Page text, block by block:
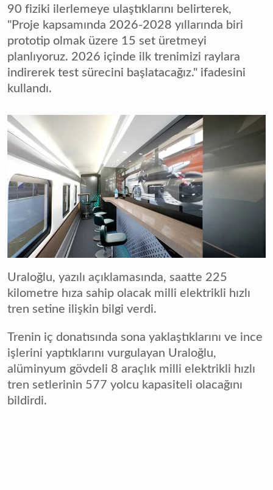
90 fiziki ilerlemeye ulaştıklarını belirterek,
"Proje kapsamında 2026-2028 yıllarında biri
prototip olmak üzere 15 set üretmeyi
planlıyoruz. 2026 içinde ilk trenimizi raylara
indirerek test sürecini başlatacağız." ifadesini
kullandı.
Uraloğlu, yazılı açıklamasında, saatte 225
kilometre hıza sahip olacak milli elektrikli hızlı
tren setine ilişkin bilgi verdi.
Trenin iç donatısında sona yaklaştıklarını ve ince
işlerini yaptıklarını vurgulayan Uraloğlu,
alüminyum gövdeli 8 araçlık milli elektrikli hızlı
tren setlerinin 577 yolcu kapasiteli olacağını
bildirdi.